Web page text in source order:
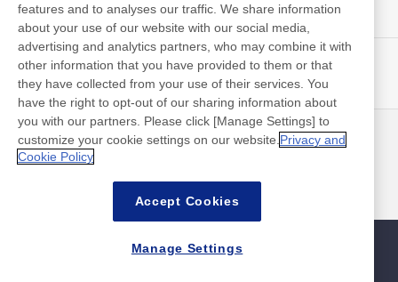
New Products/Technologies
Flex Sensing
Electric Debonding Tape
뉴스
연락처
FAQ
사이트 정책
features and to analyses our traffic. We share information
about your use of our website with our social media,
advertising and analytics partners, who may combine it with
other information that you have provided to them or that
they have collected from your use of their services. You
have the right to opt-out of our sharing information about
you with our partners. Please click [Manage Settings] to
customize your cookie settings on our website. Privacy and
Cookie Policy
Accept Cookies
Manage Settings